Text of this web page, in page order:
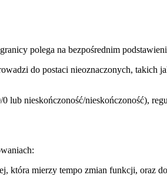
polega na bezpośrednim
do postaci nieoznaczonych, takich
nieskończoność/nieskończoność),
mierzy tempo zmian funkcji, oraz